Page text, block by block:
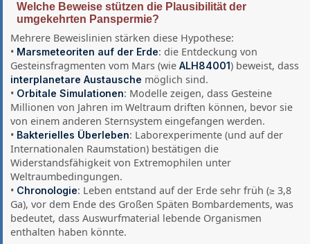
Welche Beweise stützen die Plausibilität der
umgekehrten Panspermie?
Mehrere Beweislinien stärken diese Hypothese:
• Marsmeteoriten auf der Erde: die Entdeckung von
Gesteinsfragmenten vom Mars (wieALH84001) beweist, dass
interplanetare Austausche möglich sind.
• Orbitale Simulationen: Modelle zeigen, dass Gesteine
Millionen von Jahren im Weltraum driften können, bevor sie
von einem anderen Sternsystem eingefangen werden.
• Bakterielles Überleben: Laborexperimente (und auf der
Internationalen Raumstation) bestätigen die
Widerstandsfähigkeit von Extremophilen unter
Weltraumbedingungen.
• Chronologie: Leben entstand auf der Erde sehr früh (≥ 3,8
Ga), vor dem Ende des Großen Späten Bombardements, was
bedeutet, dass Auswurfmaterial lebende Organismen
enthalten haben könnte.